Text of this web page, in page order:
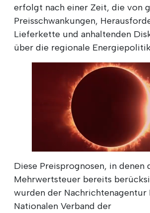
erfolgt nach einer Zeit, die von
Preisschwankungen,
Lieferkette und anhaltenden
über die regionale
Diese Preisprognosen, in denen
Mehrwertsteuer bereits
wurden der Nachrichtenagentur
Nationalen Verband der